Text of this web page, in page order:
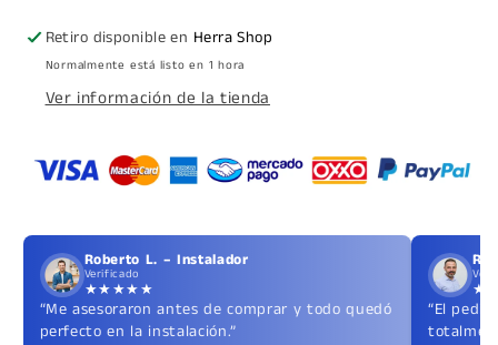
Herralum
Herralum
Retiro disponible en Herra Shop
Normalmente está listo en 1 hora
Ver información de la tienda
Roberto L. – Instalador
Verificado
★★★★★
“Me asesoraron antes de comprar y todo quedó
perfecto en la instalación.”
“El